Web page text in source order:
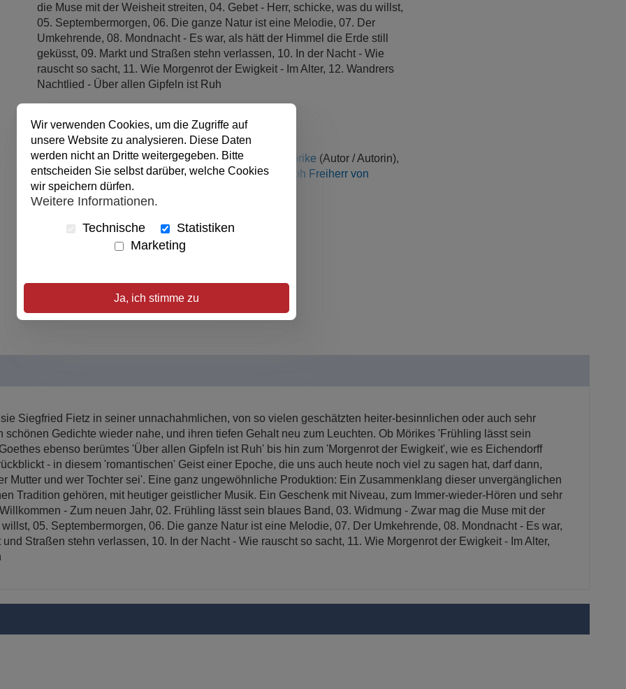
die Muse mit der Weisheit streiten, 04. Gebet - Herr, schicke, was du willst,
05. Septembermorgen, 06. Die ganze Natur ist eine Melodie, 07. Der
Umkehrende, 08. Mondnacht - Es war, als hätt der Himmel die Erde still
geküsst, 09. Markt und Straßen stehn verlassen, 10. In der Nacht - Wie
rauscht so sacht, 11. Wie Morgenrot der Ewigkeit - Im Alter, 12. Wandrers
Nachtlied - Über allen Gipfeln ist Ruh
Bestellnummer:91-223
EAN: 9783881243773
Urheber:Siegfried Fietz(Autor / Autorin), Eduard Mörike (Autor / Autorin),
Johann Wolfgang von Goethe(Autor / Autorin), Joseph Freiherr von
Eichendorff(Autor / Autorin)
Verlag: ABAKUS Musik
Audio-CD
Deutsch
Ursprungsland:Deutschland
Abmessungen:14 x 12 cm
Siegfried Fietz in seiner unnachahmlichen, von so vielen geschätzten heiter-besinnlichen oder auch sehr
Gedichte wieder nahe, und ihren tiefen Gehalt neu zum Leuchten. Ob Mörikes 'Frühling lässt sein
ebenso berümtes 'Über allen Gipfeln ist Ruh' bis hin zum 'Morgenrot der Ewigkeit', wie es Eichendorff
- in diesem 'romantischen' Geist einer Epoche, die uns auch heute noch viel zu sagen hat, darf dann,
Mutter und wer Tochter sei'. Eine ganz ungewöhnliche Produktion: Ein Zusammenklang dieser unvergänglichen
Tradition gehören, mit heutiger geistlicher Musik. Ein Geschenk mit Niveau, zum Immer-wieder-Hören und sehr
- Zum neuen Jahr, 02. Frühling lässt sein blaues Band, 03. Widmung - Zwar mag die Muse mit der
05. Septembermorgen, 06. Die ganze Natur ist eine Melodie, 07. Der Umkehrende, 08. Mondnacht - Es war,
Straßen stehn verlassen, 10. In der Nacht - Wie rauscht so sacht, 11. Wie Morgenrot der Ewigkeit - Im Alter,
Wir verwenden Cookies, um die Zugriffe auf
unsere Website zu analysieren. Diese Daten
werden nicht an Dritte weitergegeben. Bitte
entscheiden Sie selbst darüber, welche Cookies
wir speichern dürfen.
Weitere Informationen.
Technische
Statistiken
Marketing
Ja, ich stimme zu